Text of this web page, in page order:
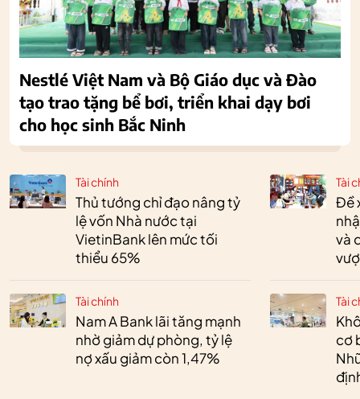
Tài chính
Thủ tướng chỉ đạo nâng tỷ
lệ vốn Nhà nước tại
VietinBank lên mức tối
thiểu 65%
Tài chính
Nam A Bank lãi tăng mạnh
nhờ giảm dự phòng, tỷ lệ
nợ xấu giảm còn 1,47%
Tài
Đề
và
Tài
cơ
Nestlé Việt Nam và Bộ Giáo dục và Đào
tạo trao tặng bể bơi, triển khai dạy bơi
cho học sinh Bắc Ninh